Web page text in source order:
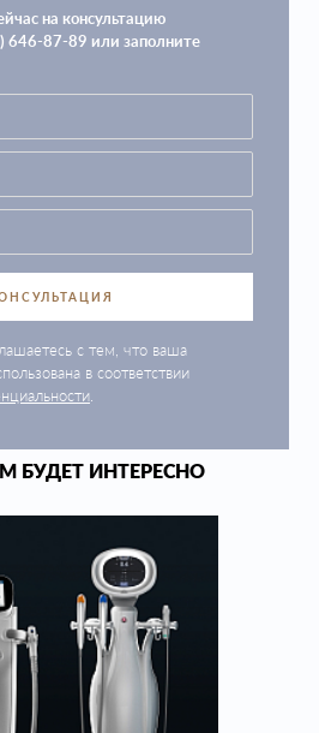
на консультацию
646-87-89 или заполните
с тем, что ваша
в соответствии
БУДЕТ ИНТЕРЕСНО